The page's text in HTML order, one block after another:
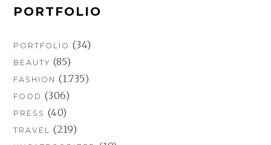
PORTFOLIO
PORTFOLIO (34)
BEAUTY (85)
FASHION (1.735)
FOOD (306)
PRESS (40)
TRAVEL (219)